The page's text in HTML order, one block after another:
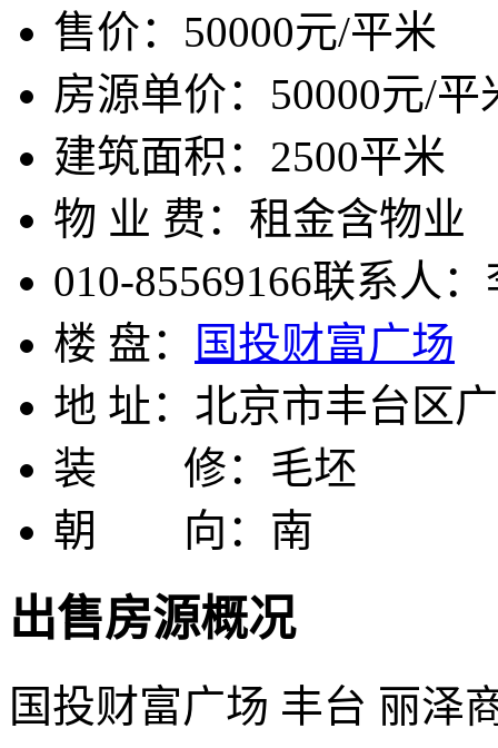
售价： 50000元/平米
房源单价： 50000元/平
建筑面积： 2500平米
物 业 费： 租金含物业
010-85569166联系人：
楼 盘：
国投财富广场
地 址： 北京市丰台区
装 修： 毛坯
朝 向： 南
出售房源概况
国投财富广场 丰台 丽泽